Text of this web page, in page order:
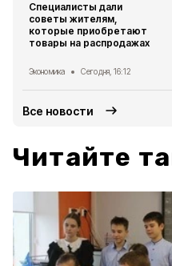
Специалисты дали
советы жителям,
которые приобретают
товары на распродажах
Экономика Сегодня, 16:12
Все новости
Читайте